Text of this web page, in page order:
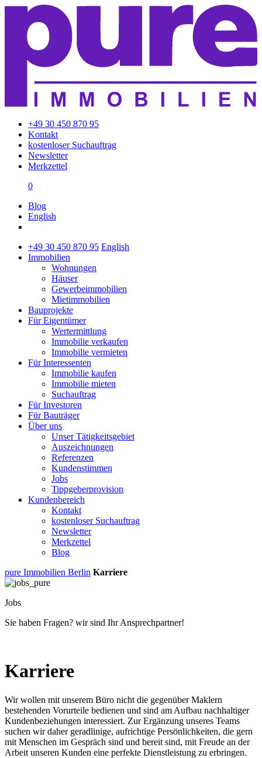
+49 30 450 870 95
Kontakt
kostenloser Suchauftrag
Newsletter
Merkzettel
0
Blog
English
+49 30 450 870 95 English
Immobilien
Wohnungen
Häuser
Gewerbeimmobilien
Mietimmobilien
Bauprojekte
Für Eigentümer
Wertermittlung
Immobilie verkaufen
Immobilie vermieten
Für Interessenten
Immobilie kaufen
Immobilie mieten
Suchauftrag
Für Investoren
Für Bauträger
Über uns
Unser Tätigkeitsgebiet
Auszeichnungen
Referenzen
Kundenstimmen
Jobs
Tippgeberprovision
Kundenbereich
Kontakt
kostenloser Suchauftrag
Newsletter
Merkzettel
Blog
pure Immobilien Berlin Karriere
Jobs
Sie haben Fragen? wir sind Ihr Ansprechpartner!
Karriere
Wir wollen mit unserem Büro nicht die gegenüber Maklern
bestehenden Vorurteile bedienen und sind am Aufbau nachhaltiger
Kundenbeziehungen interessiert. Zur Ergänzung unseres Teams
suchen wir daher geradlinige, aufrichtige Persönlichkeiten, die gern
mit Menschen im Gespräch sind und bereit sind, mit Freude an der
Arbeit unseren Kunden eine perfekte Dienstleistung zu erbringen.